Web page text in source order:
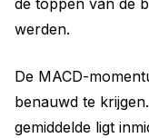
de toppen van de
werden.
De MACD-
benauwd te
gemiddelde ligt